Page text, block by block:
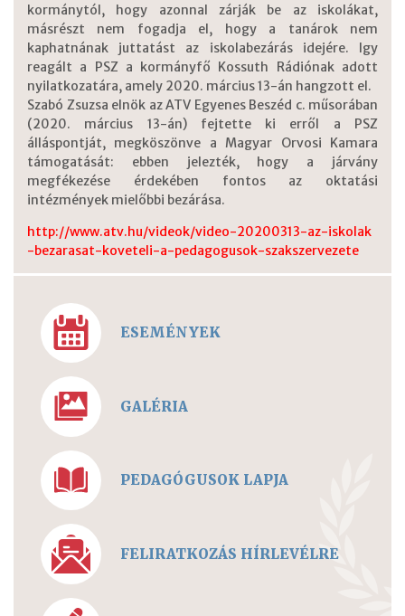
kormánytól, hogy azonnal zárják be az iskolákat,
másrészt nem fogadja el, hogy a tanárok nem
kaphatnának juttatást az iskolabezárás idejére. Igy
reagált a PSZ a kormányfő Kossuth Rádiónak adott
nyilatkozatára, amely 2020. március 13-án hangzott el.
Szabó Zsuzsa elnök az ATV Egyenes Beszéd c. műsorában
(2020. március 13-án) fejtette ki erről a PSZ
álláspontját, megköszönve a Magyar Orvosi Kamara
támogatását: ebben jelezték, hogy a járvány
megfékezése érdekében fontos az oktatási
intézmények mielőbbi bezárása.
http://www.atv.hu/videok/video-20200313-az-iskolak
-bezarasat-koveteli-a-pedagogusok-szakszervezete
ESEMÉNYEK
GALÉRIA
PEDAGÓGUSOK LAPJA
FELIRATKOZÁS HÍRLEVÉLRE